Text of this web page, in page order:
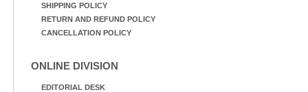
SHIPPING POLICY
RETURN AND REFUND POLICY
CANCELLATION POLICY
ONLINE DIVISION
EDITORIAL DESK